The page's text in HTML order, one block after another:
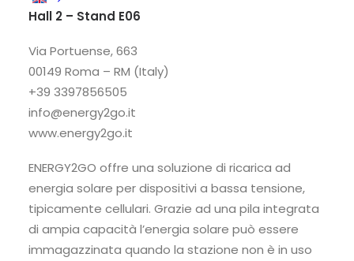
Hall 2 – Stand E06
Via Portuense, 663
00149 Roma – RM (Italy)
+39 3397856505
info@energy2go.it
www.energy2go.it
ENERGY2GO offre una soluzione di ricarica ad
energia solare per dispositivi a bassa tensione,
tipicamente cellulari. Grazie ad una pila integrata
di ampia capacità l’energia solare può essere
immagazzinata quando la stazione non è in uso